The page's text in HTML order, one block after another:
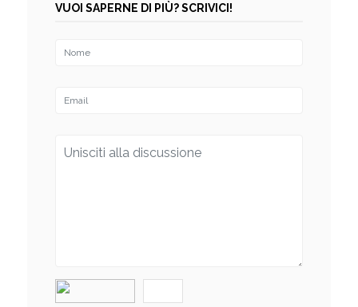
VUOI SAPERNE DI PIÙ? SCRIVICI!